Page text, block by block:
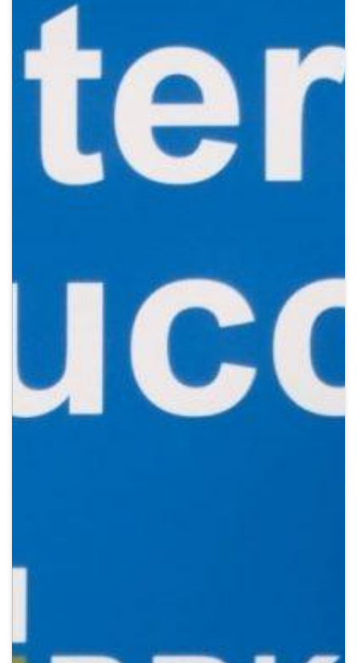
Crypto
Digital payments
TERMENUL ZILEI